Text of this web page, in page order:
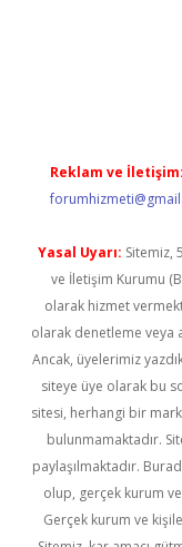
Reklam ve İletişim:
Yasal Uyarı: Sitemiz,
ve İletişim Kurumu
olarak hizmet
olarak denetleme veya
Ancak, üyelerimiz
siteye üye olarak bu
sitesi, herhangi bir
bulunmamaktadır.
paylaşılmaktadır.
olup, gerçek kurum
Gerçek kurum ve